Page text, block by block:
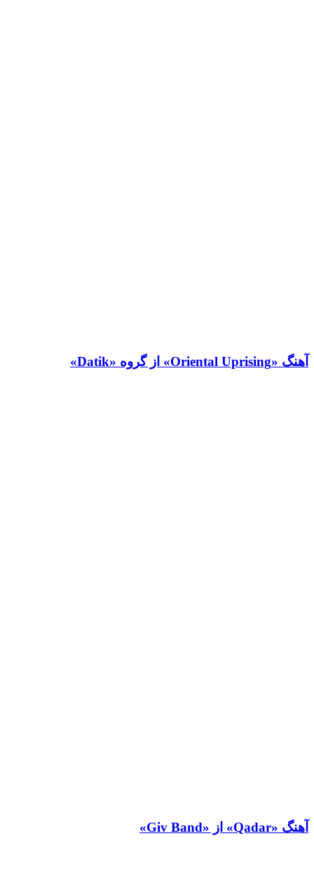
آهنگ «Oriental Uprising» از گروه «Datik»
آهنگ «Qadar» از «Giv Band»